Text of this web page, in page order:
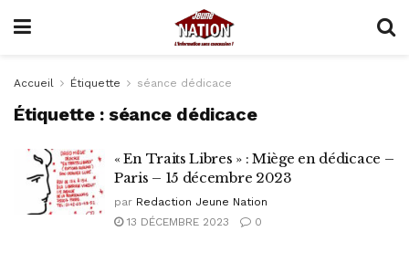
Accueil Étiquette séance dédicace
Étiquette : séance dédicace
« En Traits Libres » : Miège en dédicace –
Paris – 15 décembre 2023
par Redaction Jeune Nation
13 DÉCEMBRE 2023
0